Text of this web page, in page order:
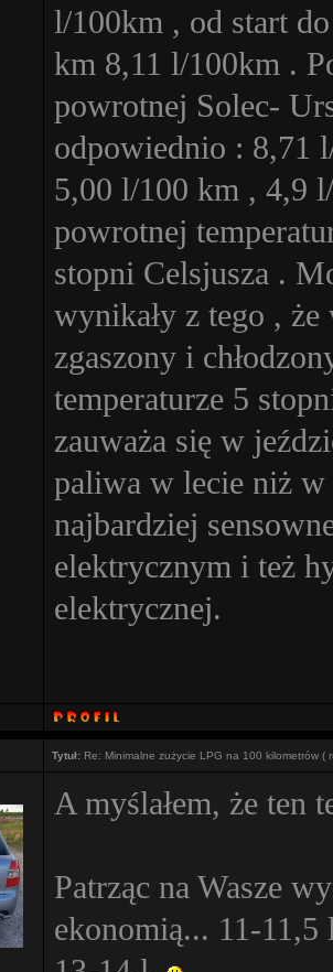
l/100km , od start
km 8,11 l/100km .
powrotnej Solec-
odpowiednio : 8,71
5,00 l/100 km , 4,9
powrotnej
stopni Celsjusza .
wynikały z tego ,
zgaszony i
temperaturze 5
zauważa się w
paliwa w lecie niż
najbardziej
elektrycznym i też
elektrycznej.
Tytuł: Re: Minimalne zużycie LPG na 100 kilometrów (
A myślałem, że ten
Patrząc na Wasze
ekonomią... 11-